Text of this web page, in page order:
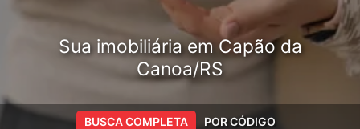
Sua imobiliária em Capão da
Canoa/RS
BUSCA COMPLETA POR CÓDIGO